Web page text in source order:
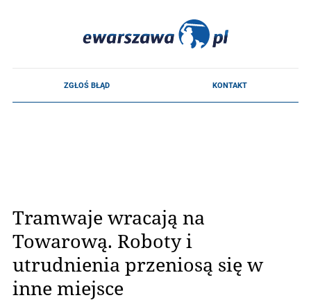
Tramwaje wracają na
Towarową. Roboty i
utrudnienia przeniosą się w
inne miejsce